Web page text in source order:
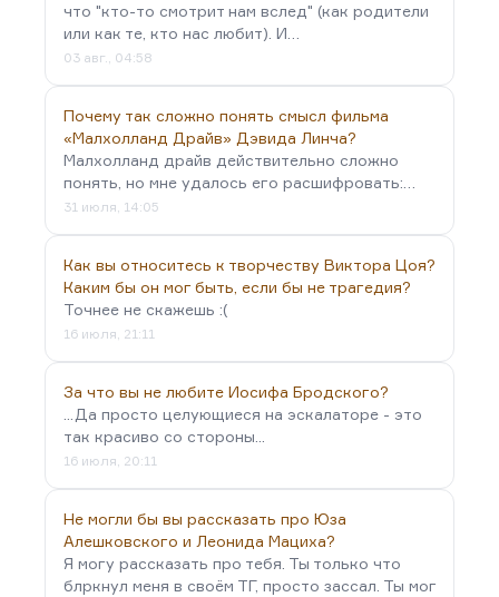
что "кто-то смотрит нам вслед" (как родители
или как те, кто нас любит). И…
03 авг., 04:58
Почему так сложно понять смысл фильма
«Малхолланд Драйв» Дэвида Линча?
Малхолланд драйв действительно сложно
понять, но мне удалось его расшифровать:…
31 июля, 14:05
Как вы относитесь к творчеству Виктора Цоя?
Каким бы он мог быть, если бы не трагедия?
Точнее не скажешь :(
16 июля, 21:11
За что вы не любите Иосифа Бродского?
...Да просто целующиеся на эскалаторе - это
так красиво со стороны...
16 июля, 20:11
Не могли бы вы рассказать про Юза
Алешковского и Леонида Мациха?
Я могу рассказать про тебя. Ты только что
блркнул меня в своём ТГ, просто зассал. Ты мог